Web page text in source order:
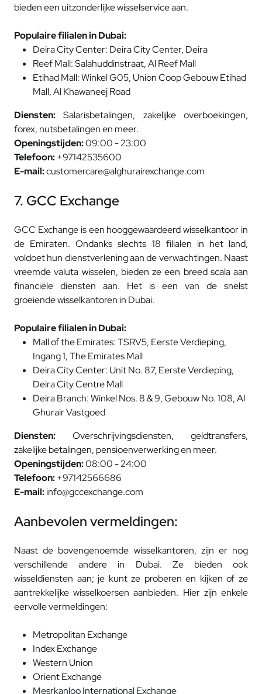
bieden een uitzonderlijke wisselservice aan.
Populaire filialen in Dubai:
Deira City Center: Deira City Center, Deira
Reef Mall: Salahuddinstraat, Al Reef Mall
Etihad Mall: Winkel G05, Union Coop Gebouw Etihad
Mall, Al Khawaneej Road
Diensten:Salarisbetalingen, zakelijke overboekingen,
forex, nutsbetalingen en meer.
Openingstijden:09:00 - 23:00
Telefoon:+97142535600
E-mail:customercare@alghurairexchange.com
7. GCC Exchange
GCC Exchange is een hooggewaardeerd wisselkantoor in
de Emiraten. Ondanks slechts 18 filialen in het land,
voldoet hun dienstverlening aan de verwachtingen. Naast
vreemde valuta wisselen, bieden ze een breed scala aan
financiële diensten aan. Het is een van de snelst
groeiende wisselkantoren in Dubai.
Populaire filialen in Dubai:
Mall of the Emirates: TSRV5, Eerste Verdieping,
Ingang 1, The Emirates Mall
Deira City Center: Unit No. 87, Eerste Verdieping,
Deira City Centre Mall
Deira Branch: Winkel Nos. 8 & 9, Gebouw No. 108, Al
Ghurair Vastgoed
Diensten: Overschrijvingsdiensten, geldtransfers,
zakelijke betalingen, pensioenverwerking en meer.
Openingstijden:08:00 - 24:00
Telefoon:+97142566686
E-mail:info@gccexchange.com
Aanbevolen vermeldingen:
Naast de bovengenoemde wisselkantoren, zijn er nog
verschillende andere in Dubai. Ze bieden ook
wisseldiensten aan; je kunt ze proberen en kijken of ze
aantrekkelijke wisselkoersen aanbieden. Hier zijn enkele
eervolle vermeldingen:
Metropolitan Exchange
Index Exchange
Western Union
Orient Exchange
Mesrkanloo International Exchange